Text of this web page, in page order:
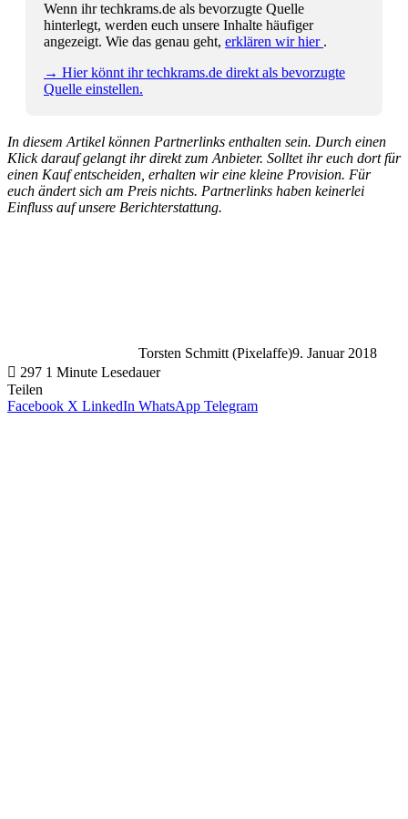
Wenn ihr techkrams.de als bevorzugte Quelle
hinterlegt, werden euch unsere Inhalte häufiger
angezeigt. Wie das genau geht, erklären wir hier .
→ Hier könnt ihr techkrams.de direkt als bevorzugte
Quelle einstellen.
In diesem Artikel können Partnerlinks enthalten sein. Durch einen
Klick darauf gelangt ihr direkt zum Anbieter. Solltet ihr euch dort für
einen Kauf entscheiden, erhalten wir eine kleine Provision. Für
euch ändert sich am Preis nichts. Partnerlinks haben keinerlei
Einfluss auf unsere Berichterstattung.
Torsten Schmitt (Pixelaffe)9. Januar 2018
297 1 Minute Lesedauer
Teilen
Facebook X LinkedIn WhatsApp Telegram